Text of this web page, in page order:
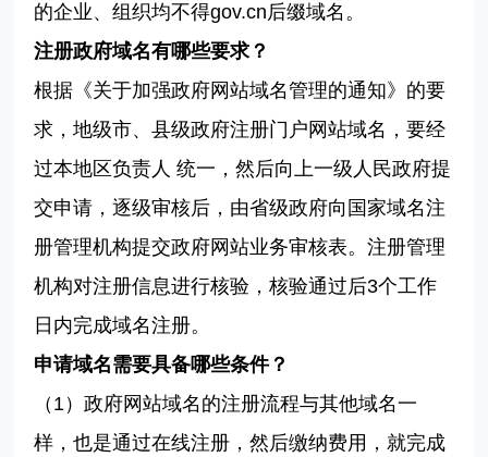
的企业、组织均不得gov.cn后缀域名。
注册政府域名有哪些要求？
根据《关于加强政府网站域名管理的通知》的要
求，地级市、县级政府注册门户网站域名，要经
过本地区负责人 统一，然后向上一级人民政府提
交申请，逐级审核后，由省级政府向国家域名注
册管理机构提交政府网站业务审核表。注册管理
机构对注册信息进行核验，核验通过后3个工作
日内完成域名注册。
申请域名需要具备哪些条件？
（ 1）政府网站域名的注册流程与其他域名一
样，也是通过在线注册，然后缴纳费用，就完成